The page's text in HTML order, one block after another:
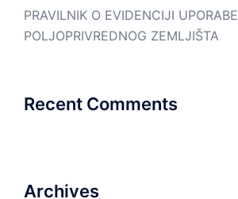
PRAVILNIK O EVIDENCIJI UPORABE
POLJOPRIVREDNOG ZEMLJIŠTA
Recent Comments
Archives